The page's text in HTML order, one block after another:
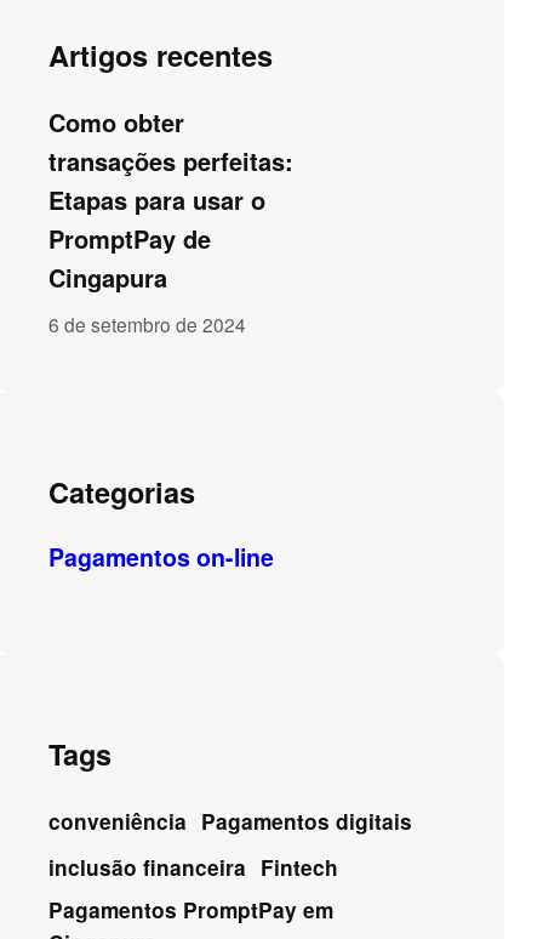
Artigos recentes
Como obter
transações perfeitas:
Etapas para usar o
PromptPay de
Cingapura
6 de setembro de 2024
Categorias
Pagamentos on-line
Tags
conveniência Pagamentos digitais
inclusão financeira Fintech
Pagamentos PromptPay em